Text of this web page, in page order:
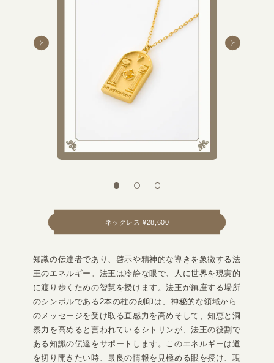
知識の伝達者であり、啓示や精神的な導きを象徴する法
王のエネルギー。法王は冷静な眼で、人に世界を現実的
に渡り歩くための智慧を授けます。法王が鎮座する場所
のシンボルである2本の柱の刻印は、神秘的な領域から
のメッセージを受け取る直感力を高めそして、知恵と洞
察力を高めると言われているシトリンが、法王の役割で
ある知識の伝達をサポートします。このエネルギーは道
を切り開きたい時、最良の情報を見極める眼を授け、現
ネックレス ¥28,600